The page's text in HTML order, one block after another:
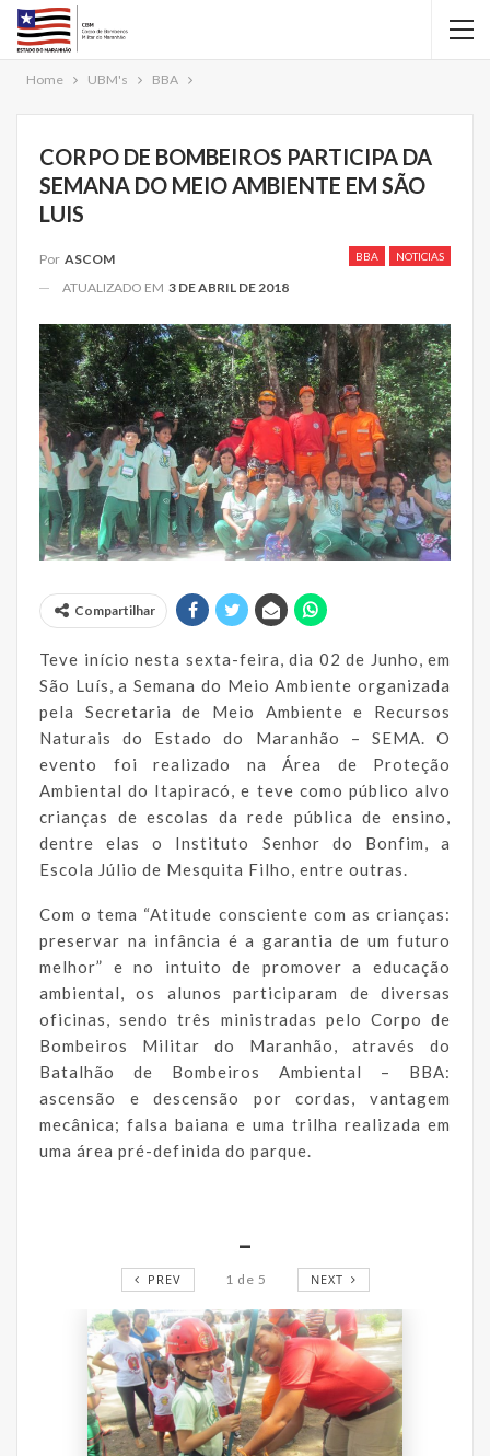
Home UBM's BBA
CORPO DE BOMBEIROS PARTICIPA DA
SEMANA DO MEIO AMBIENTE EM SÃO
LUIS
BBA NOTICIAS
Por ASCOM
ATUALIZADO EM 3 DE ABRIL DE 2018
Compartilhar
Teve início nesta sexta-feira, dia 02 de Junho, em
São Luís, a Semana do Meio Ambiente organizada
pela Secretaria de Meio Ambiente e Recursos
Naturais do Estado do Maranhão – SEMA. O
evento foi realizado na Área de Proteção
Ambiental do Itapiracó, e teve como público alvo
crianças de escolas da rede pública de ensino,
dentre elas o Instituto Senhor do Bonfim, a
Escola Júlio de Mesquita Filho, entre outras.
Com o tema “Atitude consciente com as crianças:
preservar na infância é a garantia de um futuro
melhor” e no intuito de promover a educação
ambiental, os alunos participaram de diversas
oficinas, sendo três ministradas pelo Corpo de
Bombeiros Militar do Maranhão, através do
Batalhão de Bombeiros Ambiental – BBA:
ascensão e descensão por cordas, vantagem
mecânica; falsa baiana e uma trilha realizada em
uma área pré-definida do parque.
PREV 1 de 5 NEXT